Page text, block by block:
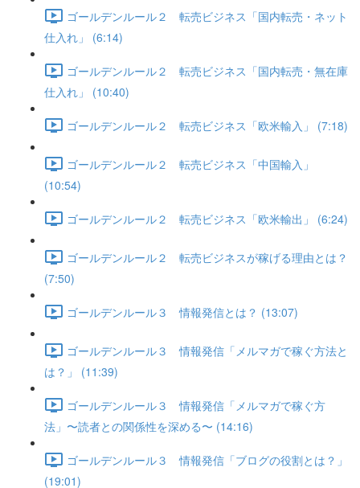
ゴールデンルール２ 転売ビジネス「国内転売・ネット
仕入れ」 (6:14)
ゴールデンルール２ 転売ビジネス「国内転売・無在庫
仕入れ」 (10:40)
ゴールデンルール２ 転売ビジネス「欧米輸入」 (7:18)
ゴールデンルール２ 転売ビジネス「中国輸入」
(10:54)
ゴールデンルール２ 転売ビジネス「欧米輸出」 (6:24)
ゴールデンルール２ 転売ビジネスが稼げる理由とは？
(7:50)
ゴールデンルール３ 情報発信とは？ (13:07)
ゴールデンルール３ 情報発信「メルマガで稼ぐ方法と
は？」 (11:39)
ゴールデンルール３ 情報発信「メルマガで稼ぐ方
法」〜読者との関係性を深める〜 (14:16)
ゴールデンルール３ 情報発信「ブログの役割とは？」
(19:01)